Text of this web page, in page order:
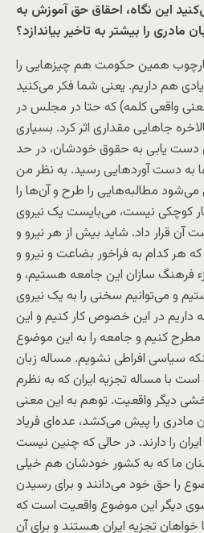
این نگاه، احقاق حق آموزش به
مادری را بیشتر به تاخیر بیاندازد؟
همین حکومت هم چیزهایی را
هم داریم. یعنی شما فکر می‌کنید
واقعی کلمه) که حتا در مجلس در
جاهایی مقداری اثر کرد. بسیاری
دست یابی به حقوق خودشان، در حد
دست آوردهایی رسید. به نظر من
مطالبه‌هایی را طرح و آن‌ها را
کوچکی نیست، می‌بایست یک نیروی
آن قرار داد. شاید بیش از هر نیرو و
هر کدام به فراخور بضاعت و نیرو و
فرهنگ سازان این جامعه هستیم، و
و می‌توانیم سخنی را به یک نیروی
داریم در این خصوص کار کنیم و این
کنیم و جامعه را به این موضوع
سیاسی افراطی نشویم. مساله زبان
با مساله تجزیه ایران که به نظرم
دیگر واقعیت. توهم به این معنی
را پیش می‌کشد، عده‌ای فریاد
را دارند. در حالی که چنین نیست
ما که به کشور خودشان هم خیلی
را حق خود می‌دانند و برای رسیدن
دیگر این موضوع واقعیت است که
تجزیه ایران هستند و برای آن